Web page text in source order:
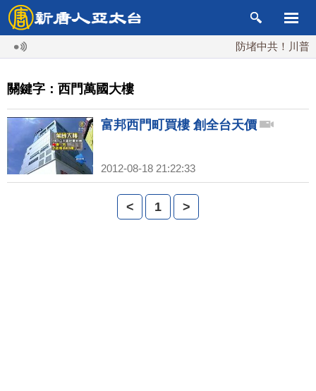
防堵中共！川普
關鍵字：西門萬國大樓
富邦西門町買樓 創全台天價
2012-08-18 21:22:33
< 1 >